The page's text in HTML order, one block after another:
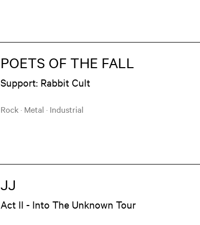
POETS OF THE FALL
Support: Rabbit Cult
Rock· Metal · Industrial
JJ
Act II - Into The Unknown Tour